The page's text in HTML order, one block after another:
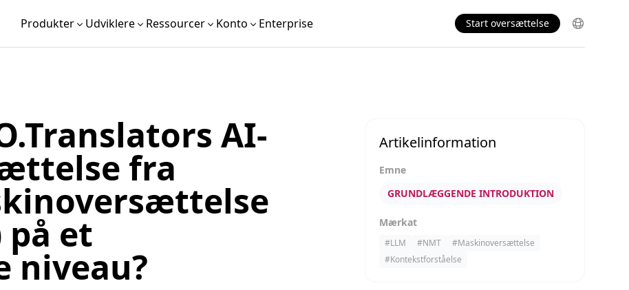
Produkter Udviklere Ressourcer Konto Enterprise Start oversættelse
AI-
fra
på et
niveau?
Artikelinformation
Emne
GRUNDLÆGGENDE INTRODUKTION
Mærkat
#LLM #NMT #Maskinoversættelse
#Kontekstforståelse